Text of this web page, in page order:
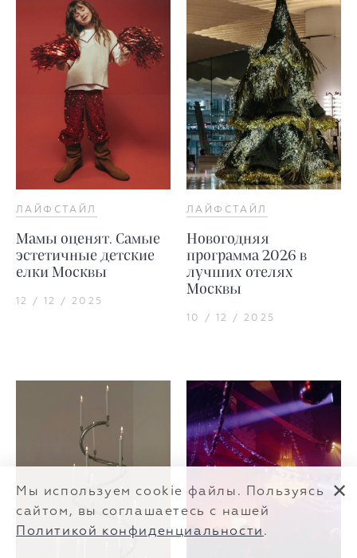
ЛАЙФСТАЙЛ
Мамы оценят. Самые
эстетичные детские
елки Москвы
12 / 12 / 2025
ЛАЙФСТАЙЛ
Новогодняя
программа 2026 в
лучших отелях
Москвы
10 / 12 / 2025
Мы используем cookie файлы. Пользуясь
сайтом, вы соглашаетесь с нашей
Политикой конфиденциальности .
✕